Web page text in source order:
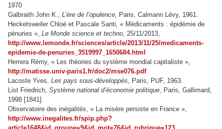
1970
Galbraith John K., L’ère de l’opulence , Paris, Calmann Lévy, 1961.
Hecketsweiler Chloé et Pascale Santi, « Médicaments : épidémie de
pénuries », Le Monde science et techno , 25/11/2013,
http://www.lemonde.fr/sciences/article/2013/11/25/medicaments-
epidemie-de-penuries_3519997_1650684.html
Herrera Rémy, « Les théories du système mondial capitaliste »,
http://matisse.univ-paris1.fr/doc2/mse076.pdf
Lacoste Yves, Les pays sous-développés , Paris, PUF, 1963.
List Friedrich, Système national d’économie politique , Paris, Gallimard,
1998 [1841].
Observatoire des inégalités, « La misère persiste en France »,
http://www.inegalites.fr/spip.php?